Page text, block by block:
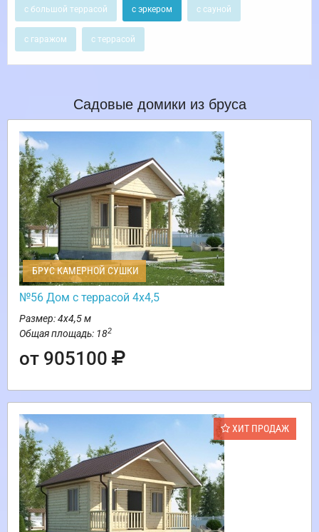
с большой террасой с эркером с сауной
с гаражом с террасой
Садовые домики из бруса
БРУС КАМЕРНОЙ СУШКИ
№56 Дом с террасой 4х4,5
Размер: 4х4,5 м
Общая площадь: 182
от 905100
ХИТ ПРОДАЖ